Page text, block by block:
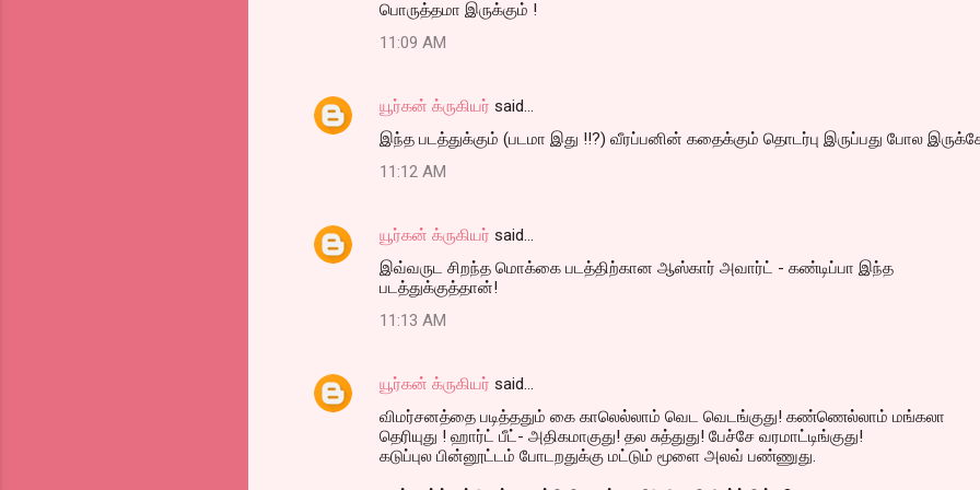
பொருத்தமா இருக்கும் !
11:09 AM
யூர்கன் க்ருகியர் said…
இந்த படத்துக்கும் (படமா இது !!?) வீரப்பனின் கதைக்கும் தொடர்பு இருப்பது போல
11:12 AM
யூர்கன் க்ருகியர் said…
இவ்வருட சிறந்த மொக்கை படத்திற்கான ஆஸ்கார் அவார்ட் - கண்டிப்பா இந்த
படத்துக்குத்தான்!
11:13 AM
யூர்கன் க்ருகியர் said…
விமர்சனத்தை படித்ததும் கை காலெல்லாம் வெட வெடங்குது! கண்ணெல்லாம் மங்கலா
தெரியுது ! ஹார்ட் பீட்- அதிகமாகுது! தல சுத்துது! பேச்சே வரமாட்டிங்குது!
கடுப்புல பின்னூட்டம் போடறதுக்கு மட்டும் மூளை அலவ் பண்ணுது.